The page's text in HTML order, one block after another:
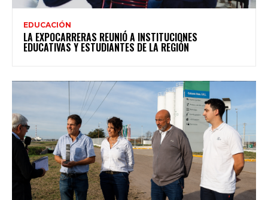
EDUCACIÓN
LA EXPOCARRERAS REUNIÓ A INSTITUCIONES
EDUCATIVAS Y ESTUDIANTES DE LA REGIÓN